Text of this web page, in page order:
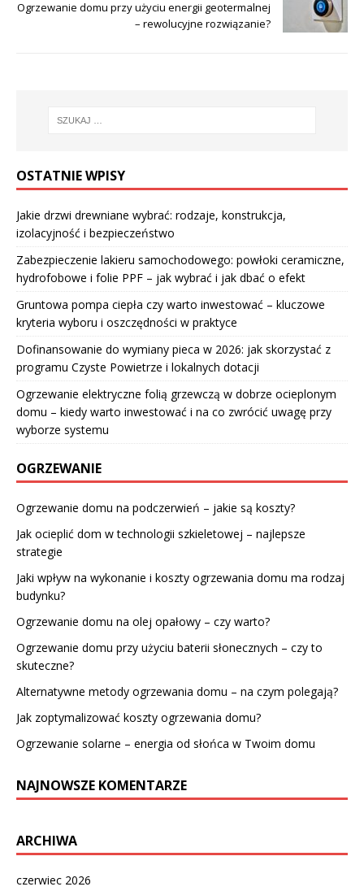
Ogrzewanie domu przy użyciu energii geotermalnej
– rewolucyjne rozwiązanie?
OSTATNIE WPISY
Jakie drzwi drewniane wybrać: rodzaje, konstrukcja,
izolacyjność i bezpieczeństwo
Zabezpieczenie lakieru samochodowego: powłoki ceramiczne,
hydrofobowe i folie PPF – jak wybrać i jak dbać o efekt
Gruntowa pompa ciepła czy warto inwestować – kluczowe
kryteria wyboru i oszczędności w praktyce
Dofinansowanie do wymiany pieca w 2026: jak skorzystać z
programu Czyste Powietrze i lokalnych dotacji
Ogrzewanie elektryczne folią grzewczą w dobrze ocieplonym
domu – kiedy warto inwestować i na co zwrócić uwagę przy
wyborze systemu
OGRZEWANIE
Ogrzewanie domu na podczerwień – jakie są koszty?
Jak ocieplić dom w technologii szkieletowej – najlepsze
strategie
Jaki wpływ na wykonanie i koszty ogrzewania domu ma rodzaj
budynku?
Ogrzewanie domu na olej opałowy – czy warto?
Ogrzewanie domu przy użyciu baterii słonecznych – czy to
skuteczne?
Alternatywne metody ogrzewania domu – na czym polegają?
Jak zoptymalizować koszty ogrzewania domu?
Ogrzewanie solarne – energia od słońca w Twoim domu
NAJNOWSZE KOMENTARZE
ARCHIWA
czerwiec 2026